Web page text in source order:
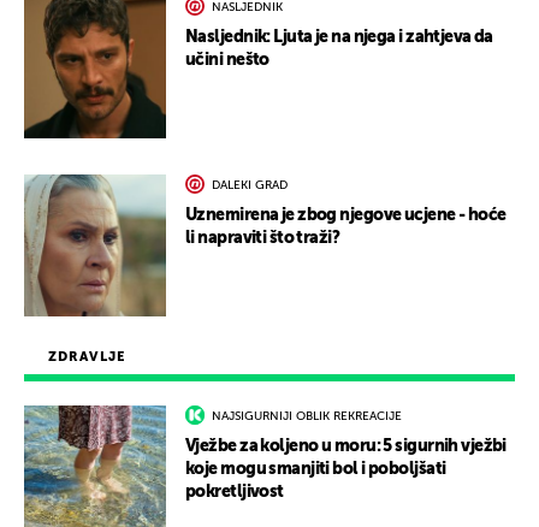
ZDRAVLJE
NAJSIGURNIJI OBLIK REKREACIJE
Vježbe za koljeno u moru: 5 sigurnih vježbi
koje mogu smanjiti bol i poboljšati
pokretljivost
NASLJEDNIK
Nasljednik: Ljuta je na njega i zahtjeva da
učini nešto
DALEKI GRAD
Uznemirena je zbog njegove ucjene - hoće
li napraviti što traži?